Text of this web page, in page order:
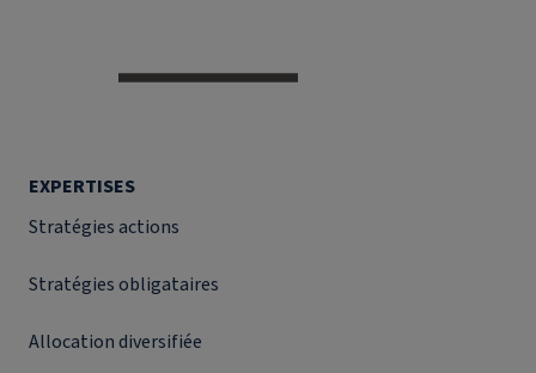
EXPERTISES
Stratégies actions
Stratégies obligataires
Allocation diversifiée